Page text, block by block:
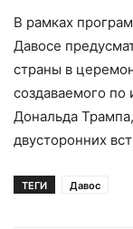
В рамках
Давосе
страны в
создаваемого
Дональда
двусторонних
ТЕГИ Давос